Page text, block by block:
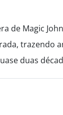
de Magic
trazendo
duas